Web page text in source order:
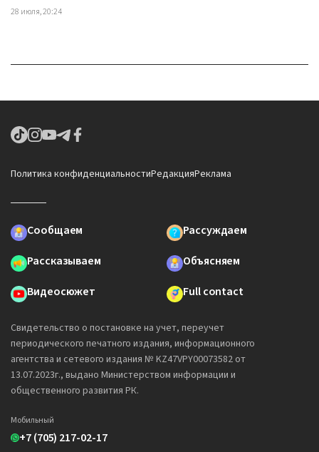
28 июля, 20:24
Политика конфиденциальностиРедакцияРеклама
Сообщаем
Рассуждаем
Рассказываем
Объясняем
Видеосюжет
Full contact
Свидетельство о постановке на учет, переучет
периодического печатного издания, информационного
агентства и сетевого издания № KZ47VPY00073582 от
13.07.2023г., выдано Министерством информации и
общественного развития РК.
Мобильный
+7 (705) 217-02-17